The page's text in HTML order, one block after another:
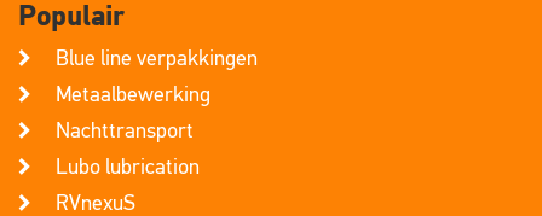
Populair
Blue line verpakkingen
Metaalbewerking
Nachttransport
Lubo lubrication
RVnexuS